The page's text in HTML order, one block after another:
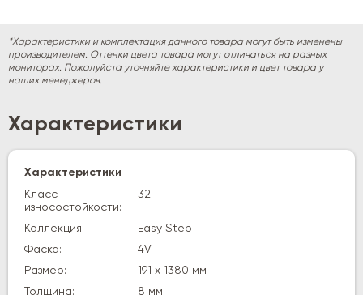
*Характеристики и комплектация данного товара могут быть изменены
производителем. Оттенки цвета товара могут отличаться на разных
мониторах. Пожалуйста уточняйте характеристики и цвет товара у
наших менеджеров.
Характеристики
Характеристики
Класс
износостойкости:
32
Коллекция:
Easy Step
Фаска:
4V
Размер:
191 х 1380 мм
Толщина:
8 мм